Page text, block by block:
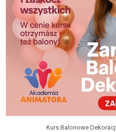
Kurs Balonowe